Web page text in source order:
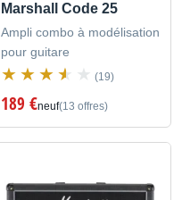
Marshall Code 25
Ampli combo à modélisation
pour guitare
(19)
189 €neuf(13 offres)